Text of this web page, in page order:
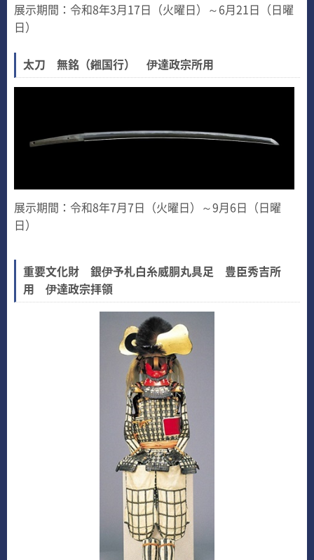
展示期間：令和8年3月17日（火曜日）～6月21日（日曜
日）
太刀 無銘（鎺国行） 伊達政宗所用
展示期間：令和8年7月7日（火曜日）～9月6日（日曜
日）
重要文化財 銀伊予札白糸威胴丸具足 豊臣秀吉所
用 伊達政宗拝領